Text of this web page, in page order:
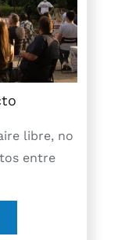
libre, no
entre